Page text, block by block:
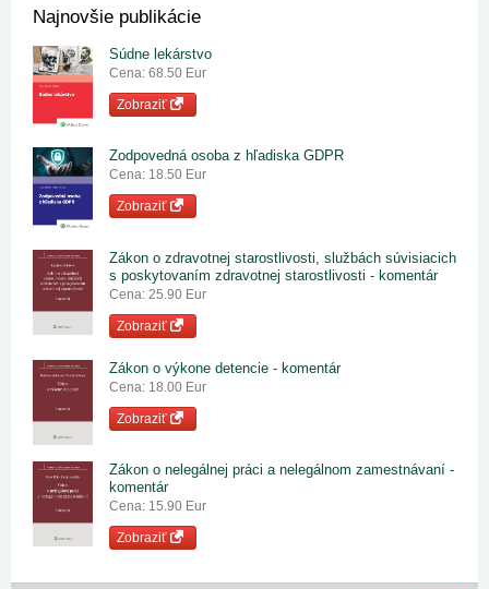
Najnovšie publikácie
Súdne lekárstvo
Cena: 68.50 Eur
Zobraziť
Zodpovedná osoba z hľadiska GDPR
Cena: 18.50 Eur
Zobraziť
Zákon o zdravotnej starostlivosti, službách súvisiacich
s poskytovaním zdravotnej starostlivosti - komentár
Cena: 25.90 Eur
Zobraziť
Zákon o výkone detencie - komentár
Cena: 18.00 Eur
Zobraziť
Zákon o nelegálnej práci a nelegálnom zamestnávaní -
komentár
Cena: 15.90 Eur
Zobraziť